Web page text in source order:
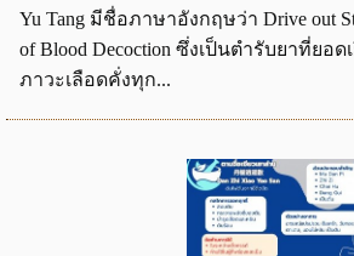
Yu Tang มีชื่อภาษาอังกฤษว่า Drive out
of Blood Decoction ซึ่งเป็นตำรับยาที่ยอ
ภาวะเลือดคั่งทุก...